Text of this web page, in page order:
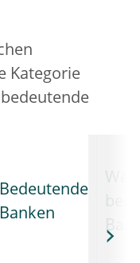
Kategorie
Bedeutende
Banken